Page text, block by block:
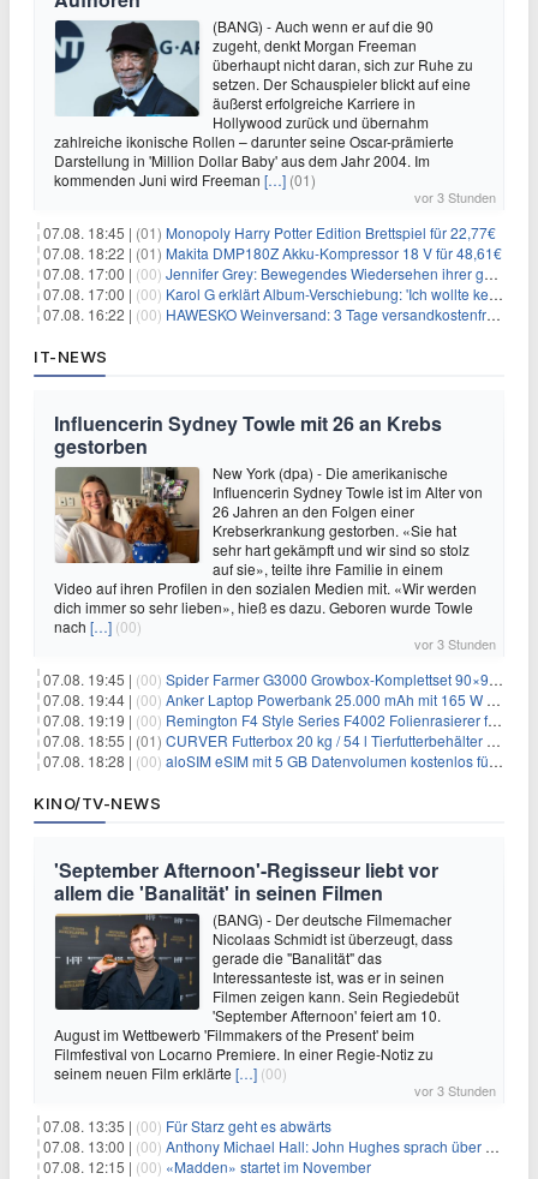
(BANG) - Auch wenn er auf die 90
zugeht, denkt Morgan Freeman
überhaupt nicht daran, sich zur Ruhe zu
setzen. Der Schauspieler blickt auf eine
äußerst erfolgreiche Karriere in
Hollywood zurück und übernahm
zahlreiche ikonische Rollen – darunter seine Oscar-prämierte
Darstellung in 'Million Dollar Baby' aus dem Jahr 2004. Im
kommenden Juni wird Freeman […] (01)
vor 3 Stunden
07.08. 18:45 | (01) Monopoly Harry Potter Edition Brettspiel für 22,77€
07.08. 18:22 | (01) Makita DMP180Z Akku-Kompressor 18 V für 48,61€
07.08. 17:00 | (00) Jennifer Grey: Bewegendes Wiedersehen ihrer geschiedenen Eltern kurz vor dem Tod ihrer Mutter
07.08. 17:00 | (00) Karol G erklärt Album-Verschiebung: 'Ich wollte keine persönliche Situation ausnutzen'
07.08. 16:22 | (00) HAWESKO Weinversand: 3 Tage versandkostenfrei bestellen (MBW 25€)
IT-NEWS
Influencerin Sydney Towle mit 26 an Krebs
gestorben
New York (dpa) - Die amerikanische
Influencerin Sydney Towle ist im Alter von
26 Jahren an den Folgen einer
Krebserkrankung gestorben. «Sie hat
sehr hart gekämpft und wir sind so stolz
auf sie», teilte ihre Familie in einem
Video auf ihren Profilen in den sozialen Medien mit. «Wir werden
dich immer so sehr lieben», hieß es dazu. Geboren wurde Towle
nach […] (00)
vor 3 Stunden
07.08. 19:45 | (00) Spider Farmer G3000 Growbox-Komplettset 90×90×180 cm für 379,99€
07.08. 19:44 | (00) Anker Laptop Powerbank 25.000 mAh mit 165 W refurbished für 58,39€
07.08. 19:19 | (00) Remington F4 Style Series F4002 Folienrasierer für 18,99€
07.08. 18:55 | (01) CURVER Futterbox 20 kg / 54 l Tierfutterbehälter mit Rollen für 19,99€
07.08. 18:28 | (00) aloSIM eSIM mit 5 GB Datenvolumen kostenlos für Windscribe-Pro-Nutzer
KINO/TV-NEWS
'September Afternoon'-Regisseur liebt vor
allem die 'Banalität' in seinen Filmen
(BANG) - Der deutsche Filmemacher
Nicolaas Schmidt ist überzeugt, dass
gerade die "Banalität" das
Interessanteste ist, was er in seinen
Filmen zeigen kann. Sein Regiedebüt
'September Afternoon' feiert am 10.
August im Wettbewerb 'Filmmakers of the Present' beim
Filmfestival von Locarno Premiere. In einer Regie-Notiz zu
seinem neuen Film erklärte […] (00)
vor 3 Stunden
07.08. 13:35 | (00) Für Starz geht es abwärts
07.08. 13:00 | (00) Anthony Michael Hall: John Hughes sprach über eine Fortsetzung von 'The Breakfast Club'
07.08. 12:15 | (00) «Madden» startet im November